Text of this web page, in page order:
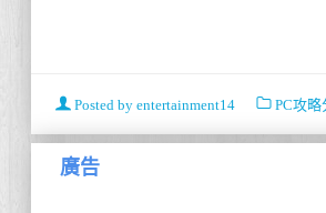
Posted by entertainment14 PC攻略
廣告